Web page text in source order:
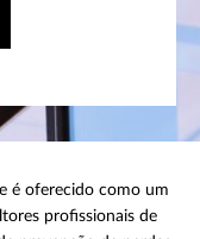
é oferecido como um
profissionais de